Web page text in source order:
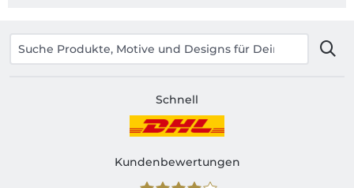
Schnell
Kundenbewertungen